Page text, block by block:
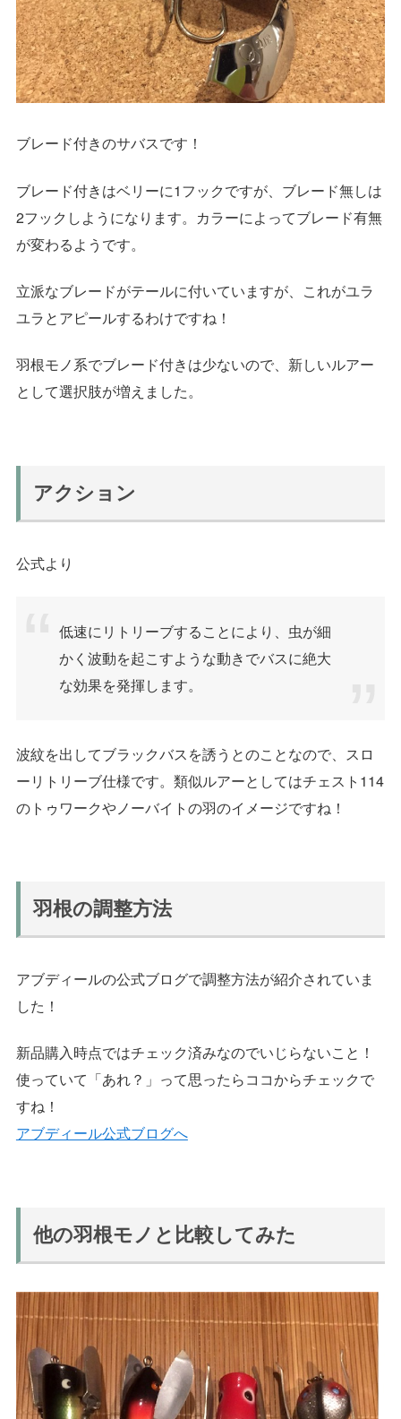
ブレード付きのサバスです！
ブレード付きはベリーに1フックですが、ブレード無しは
2フックしようになります。カラーによってブレード有無
が変わるようです。
立派なブレードがテールに付いていますが、これがユラ
ユラとアピールするわけですね！
羽根モノ系でブレード付きは少ないので、新しいルアー
として選択肢が増えました。
アクション
公式より
低速にリトリーブすることにより、虫が細
かく波動を起こすような動きでバスに絶大
な効果を発揮します。
波紋を出してブラックバスを誘うとのことなので、スロ
ーリトリーブ仕様です。類似ルアーとしてはチェスト114
のトゥワークやノーバイトの羽のイメージですね！
羽根の調整方法
アブディールの公式ブログで調整方法が紹介されていま
した！
新品購入時点ではチェック済みなのでいじらないこと！
使っていて「あれ？」って思ったらココからチェックで
すね！
アブディール公式ブログへ
他の羽根モノと比較してみた